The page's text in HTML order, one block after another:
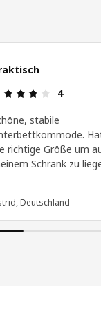
4
stabile
richtige Größe um
Schrank zu
Deutschland